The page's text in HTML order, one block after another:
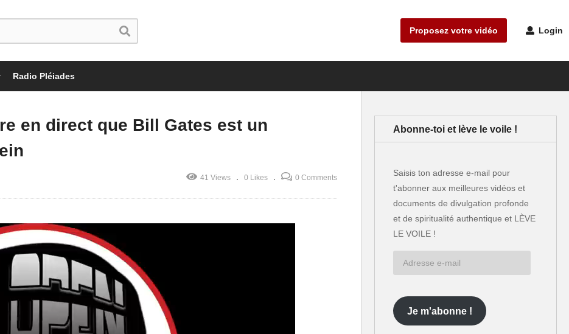
Proposez votre vidéo Login
Radio Pléiades
en direct que Bill Gates est un
41 Views 0 Likes 0 Comments
Abonne-toi et lève le voile !
Saisis ton adresse e-mail pour
t'abonner aux meilleures vidéos et
documents de divulgation profonde
et de spiritualité authentique et LÈVE
LE VOILE !
Je m'abonne !